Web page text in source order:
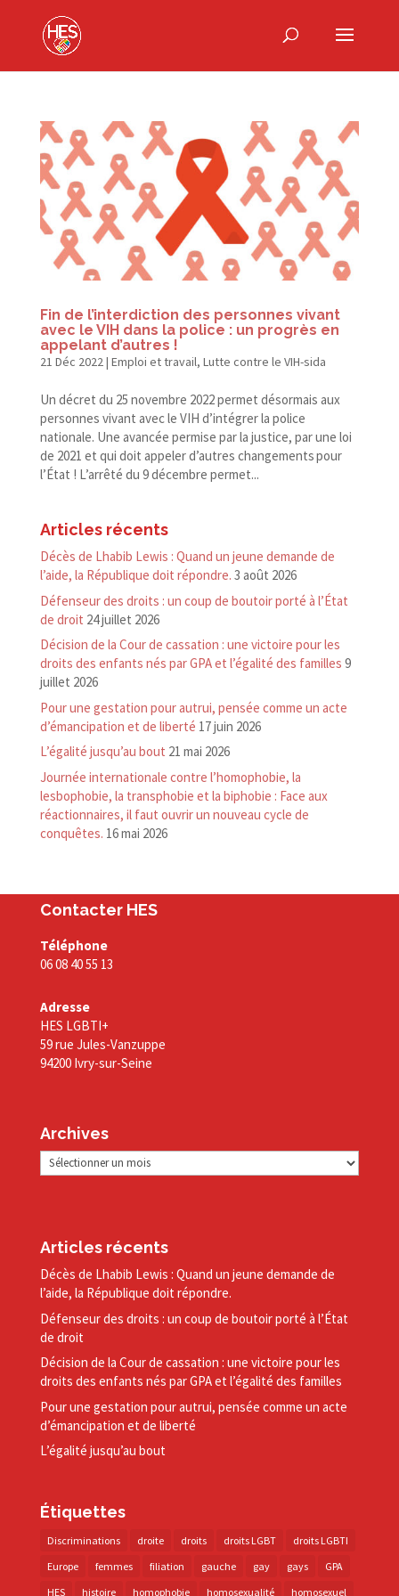
Fin de l’interdiction des personnes vivant
avec le VIH dans la police : un progrès en
appelant d’autres !
21 Déc 2022| Emploi et travail, Lutte contre le VIH-sida
Un décret du 25 novembre 2022 permet désormais aux
personnes vivant avec le VIH d’intégrer la police
nationale. Une avancée permise par la justice, par une loi
de 2021 et qui doit appeler d’autres changements pour
l’État ! L’arrêté du 9 décembre permet...
Articles récents
Décès de Lhabib Lewis : Quand un jeune demande de
l’aide, la République doit répondre. 3 août 2026
Défenseur des droits : un coup de boutoir porté à l’État
de droit 24 juillet 2026
Décision de la Cour de cassation : une victoire pour les
droits des enfants nés par GPA et l’égalité des familles 9
juillet 2026
Pour une gestation pour autrui, pensée comme un acte
d’émancipation et de liberté 17 juin 2026
L’égalité jusqu’au bout 21 mai 2026
Journée internationale contre l’homophobie, la
lesbophobie, la transphobie et la biphobie : Face aux
réactionnaires, il faut ouvrir un nouveau cycle de
conquêtes. 16 mai 2026
Contacter HES
Téléphone
06 08 40 55 13
Adresse
HES LGBTI+
59 rue Jules-Vanzuppe
94200 Ivry-sur-Seine
Archives
Archives
Articles récents
Décès de Lhabib Lewis : Quand un jeune demande de
l’aide, la République doit répondre.
Défenseur des droits : un coup de boutoir porté à l’État
de droit
Décision de la Cour de cassation : une victoire pour les
droits des enfants nés par GPA et l’égalité des familles
Pour une gestation pour autrui, pensée comme un acte
d’émancipation et de liberté
L’égalité jusqu’au bout
Étiquettes
Discriminations droite droits droits LGBT
droits LGBTI
Europe
femmes filiation gauche gay gays
GPA
HES
histoire homophobie homosexualité homosexuel